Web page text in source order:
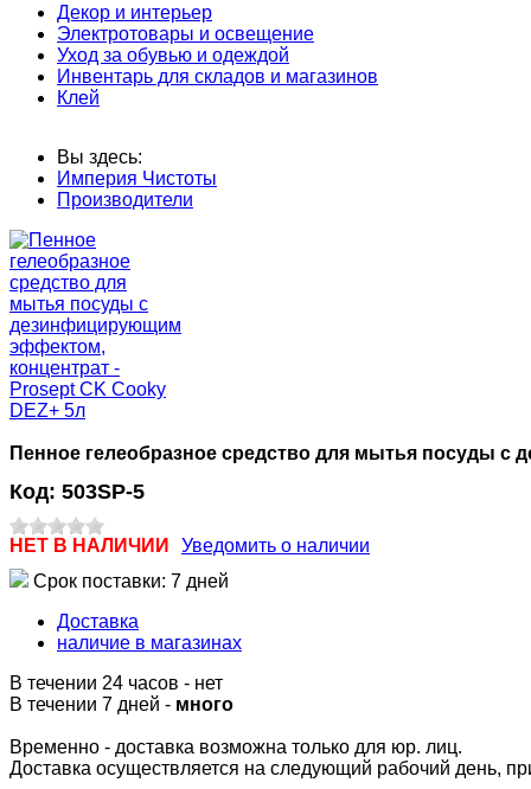
Декор и интерьер
Электротовары и освещение
Уход за обувью и одеждой
Инвентарь для складов и магазинов
Клей
Вы здесь:
Империя Чистоты
Производители
Пенное гелеобразное средство для мытья посуды
Код: 503SP-5
НЕТ В НАЛИЧИИ
Уведомить о наличии
Срок поставки: 7 дней
Доставка
наличие в магазинах
В течении 24 часов - нет
В течении 7 дней - много
Временно - доставка возможна только для юр. лиц.
Доставка осуществляется на следующий рабочий день,